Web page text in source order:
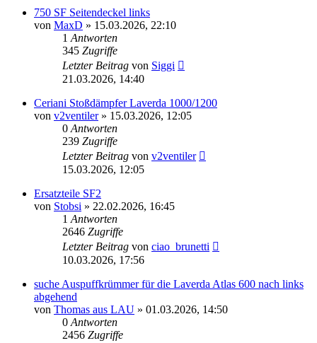
750 SF Seitendeckel links
von MaxD » 15.03.2026, 22:10
1 Antworten
345 Zugriffe
Letzter Beitrag von Siggi
21.03.2026, 14:40
Ceriani Stoßdämpfer Laverda 1000/1200
von v2ventiler» 15.03.2026, 12:05
0 Antworten
239 Zugriffe
Letzter Beitrag von v2ventiler
15.03.2026, 12:05
Ersatzteile SF2
von Stobsi » 22.02.2026, 16:45
1 Antworten
2646 Zugriffe
Letzter Beitrag von ciao_brunetti
10.03.2026, 17:56
suche Auspuffkrümmer für die Laverda Atlas 600 nach links
abgehend
von Thomas aus LAU » 01.03.2026, 14:50
0 Antworten
2456 Zugriffe